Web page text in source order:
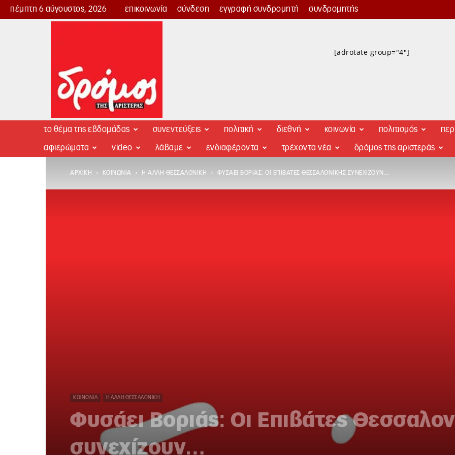
πέμπτη 6 αύγουστος, 2026 επικοινωνία σύνδεση εγγραφή συνδρομητή συνδρομητής
Δρόμος
[adrotate group="4"]
το θέμα της εβδομάδας συνεντεύξεις πολιτική διεθνή κοινωνία πολιτισμός
αφιερώματα video λάβαμε ενδιαφέροντα τρέχοντα νέα δρόμος της αριστεράς
ΑΡΧΙΚΉ ΚΟΙΝΩΝΊΑ Η ΆΛΛΗ ΘΕΣΣΑΛΟΝΊΚΗ ΦΥΣΆΕΙ ΒΟΡΙΆΣ: ΟΙ ΕΠΙΒΆΤΕΣ ΘΕΣΣΑΛΟΝΊΚΗΣ ΣΥΝΕΧΊΖΟΥΝ…
ΚΟΙΝΩΝΊΑ Η ΆΛΛΗ ΘΕΣΣΑΛΟΝΊΚΗ
Φυσάει Βοριάς: Οι Επιβάτες
συνεχίζουν…